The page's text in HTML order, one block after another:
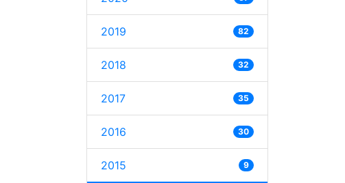
2019 82
2018 32
2017 35
2016 30
2015 9